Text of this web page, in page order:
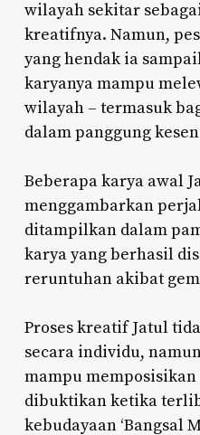
wilayah sekitar
kreatifnya. Namun,
yang hendak ia
karyanya mampu
wilayah – termasuk
dalam panggung
Beberapa karya awal
menggambarkan
ditampilkan dalam
karya yang berhasil
reruntuhan akibat
Proses kreatif Jatul
secara individu,
mampu
dibuktikan ketika
kebudayaan ‘Bangsal